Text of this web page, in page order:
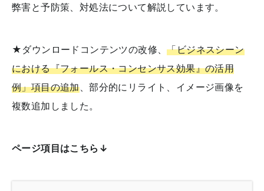
弊害と予防策、対処法について解説しています。
★ダウンロードコンテンツの改修、「ビジネスシーン
における『フォールス・コンセンサス効果』の活用
例」項目の追加、部分的にリライト、イメージ画像を
複数追加しました。
ページ項目はこちら↓